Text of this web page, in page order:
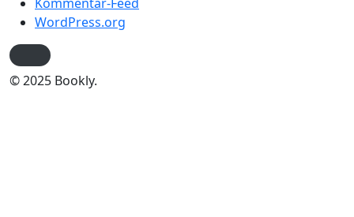
WordPress.org
© 2025 Bookly.